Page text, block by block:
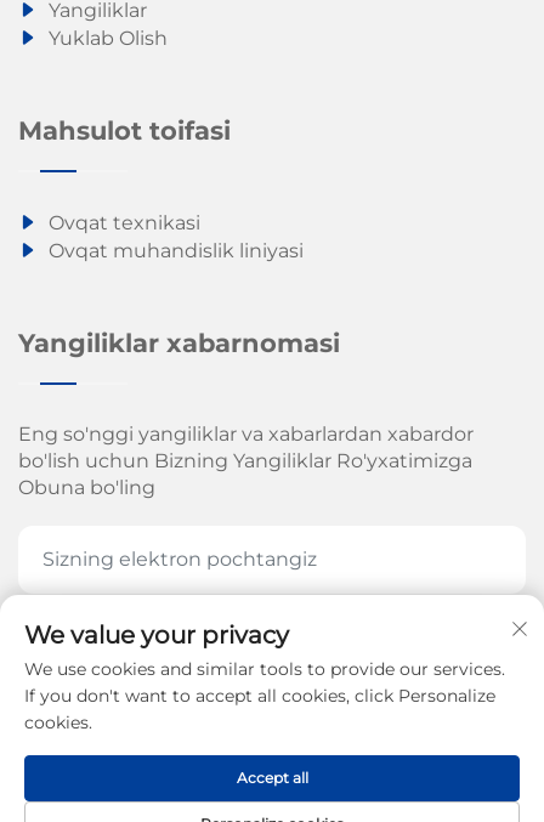
Yangiliklar
Yuklab Olish
Mahsulot toifasi
Ovqat texnikasi
Ovqat muhandislik liniyasi
Yangiliklar xabarnomasi
Eng so'nggi yangiliklar va xabarlardan xabardor
bo'lish uchun Bizning Yangiliklar Ro'yxatimizga
Obuna bo'ling
HOZIR OBUNA BOʻLING
Jinan Arrow Mexanika Kompaniyasi, MChJ. huquqi
2026-yil - Maxfiylik siyosati
We value your privacy
We use cookies and similar tools to provide our services.
If you don't want to accept all cookies, click Personalize
cookies.
Accept all